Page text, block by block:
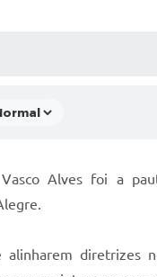
Alves foi a
alinharem